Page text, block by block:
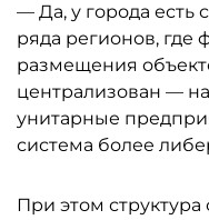
— Да, у города есть
ряда регионов, где
размещения
централизован —
унитарные
система более
При этом